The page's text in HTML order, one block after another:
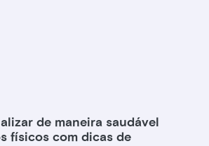
de maneira saudável
físicos com dicas de